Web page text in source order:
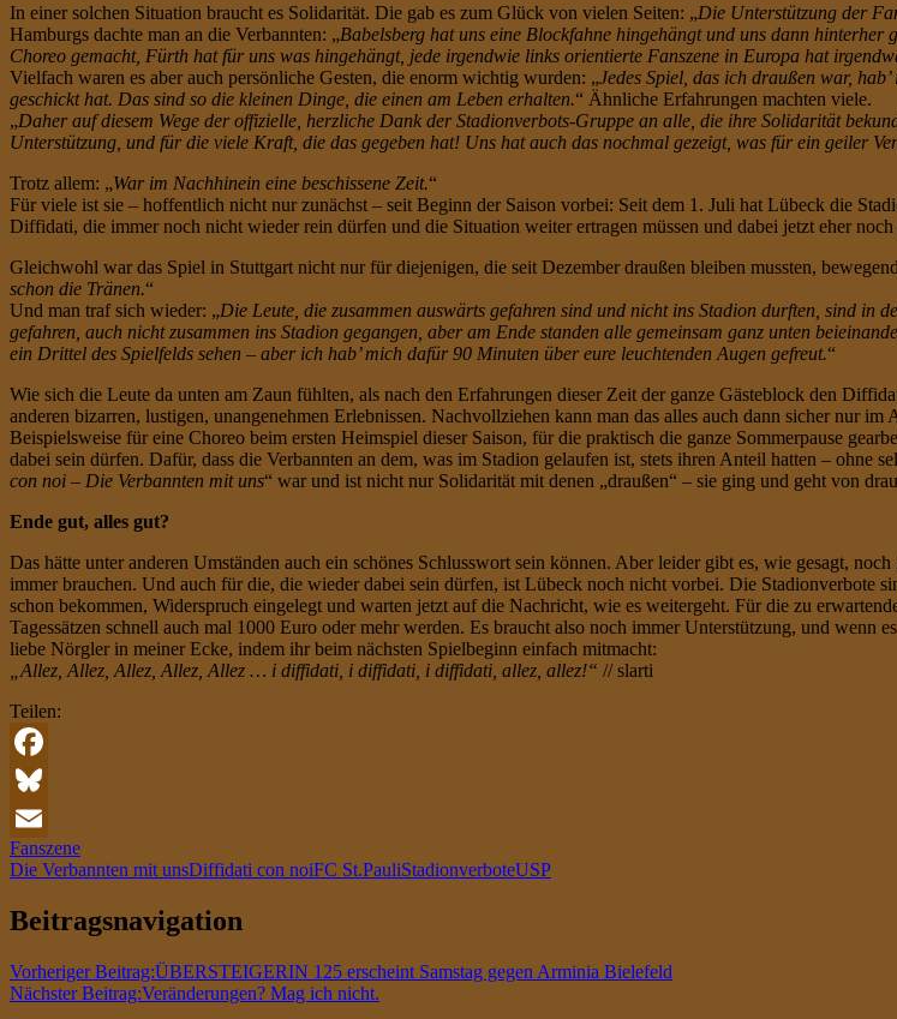
In einer solchen Situation braucht es Solidarität. Die gab es zum Glück von vielen Seiten: „Die Unterstützung der
Hamburgs dachte man an die Verbannten: „Babelsberg hat uns eine Blockfahne hingehängt und uns dann hinterher
Choreo gemacht, Fürth hat für uns was hingehängt, jede irgendwie links orientierte Fanszene in Europa hat
Vielfach waren es aber auch persönliche Gesten, die enorm wichtig wurden: „Jedes Spiel, das ich draußen war,
geschickt hat. Das sind so die kleinen Dinge, die einen am Leben erhalten.“ Ähnliche Erfahrungen machten viele.
„Daher auf diesem Wege der offizielle, herzliche Dank der Stadionverbots-Gruppe an alle, die ihre Solidarität
Unterstützung, und für die viele Kraft, die das gegeben hat! Uns hat auch das nochmal gezeigt, was für ein geiler
Trotz allem: „War im Nachhinein eine beschissene Zeit.“
Für viele ist sie – hoffentlich nicht nur zunächst – seit Beginn der Saison vorbei: Seit dem 1. Juli hat Lübeck die
Diffidati, die immer noch nicht wieder rein dürfen und die Situation weiter ertragen müssen und dabei jetzt eher
Gleichwohl war das Spiel in Stuttgart nicht nur für diejenigen, die seit Dezember draußen bleiben mussten,
schon die Tränen.“
Und man traf sich wieder: „Die Leute, die zusammen auswärts gefahren sind und nicht ins Stadion durften, sind in
gefahren, auch nicht zusammen ins Stadion gegangen, aber am Ende standen alle gemeinsam ganz unten
ein Drittel des Spielfelds sehen – aber ich hab’ mich dafür 90 Minuten über eure leuchtenden Augen gefreut.“
Wie sich die Leute da unten am Zaun fühlten, als nach den Erfahrungen dieser Zeit der ganze Gästeblock den
anderen bizarren, lustigen, unangenehmen Erlebnissen. Nachvollziehen kann man das alles auch dann sicher nur
Beispielsweise für eine Choreo beim ersten Heimspiel dieser Saison, für die praktisch die ganze Sommerpause
dabei sein dürfen. Dafür, dass die Verbannten an dem, was im Stadion gelaufen ist, stets ihren Anteil hatten – ohne
con noi – Die Verbannten mit uns“ war und ist nicht nur Solidarität mit denen „draußen“ – sie ging und geht von
Ende gut, alles gut?
Das hätte unter anderen Umständen auch ein schönes Schlusswort sein können. Aber leider gibt es, wie gesagt,
immer brauchen. Und auch für die, die wieder dabei sein dürfen, ist Lübeck noch nicht vorbei. Die Stadionverbote
schon bekommen, Widerspruch eingelegt und warten jetzt auf die Nachricht, wie es weitergeht. Für die zu
Tagessätzen schnell auch mal 1000 Euro oder mehr werden. Es braucht also noch immer Unterstützung, und
liebe Nörgler in meiner Ecke, indem ihr beim nächsten Spielbeginn einfach mitmacht:
„Allez, Allez, Allez, Allez, Allez … i diffidati, i diffidati, i diffidati, allez, allez!“ // slarti
Teilen:
Facebook
Bluesky
Email
Fanszene
Die Verbannten mit unsDiffidati con noiFC St.PauliStadionverboteUSP
Beitragsnavigation
Vorheriger Beitrag:ÜBERSTEIGERIN 125 erscheint Samstag gegen Arminia Bielefeld
Nächster Beitrag:Veränderungen? Mag ich nicht.